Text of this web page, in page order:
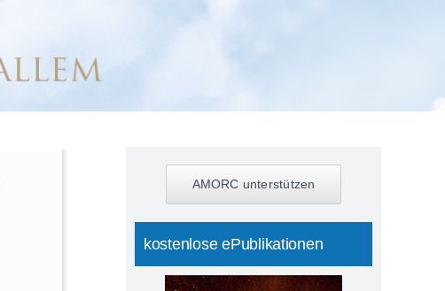
AMORC unterstützen
kostenlose ePublikationen